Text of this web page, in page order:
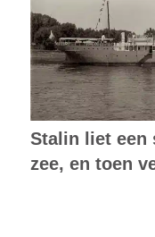
Stalin liet een
zee, en toen